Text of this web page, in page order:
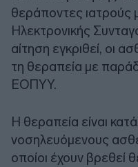
θεράποντες
Ηλεκτρονικής
αίτηση εγκριθεί, οι
τη θεραπεία με
ΕΟΠΥΥ.
Η θεραπεία είναι
νοσηλευόμενους
οποίοι έχουν βρεθεί